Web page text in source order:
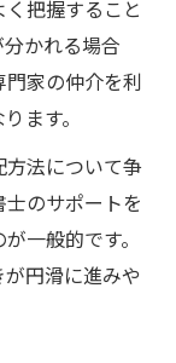
るときの基
主の承諾事
場合の相談
地主との交
地権対応
把握すること
かれる場合
家の仲介を利
ます。
法について争
のサポートを
一般的です。
円滑に進みや